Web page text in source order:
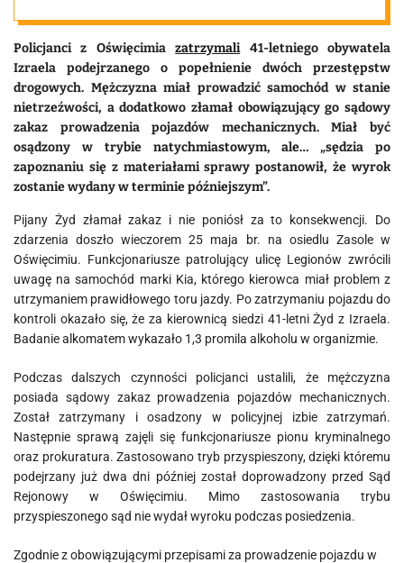
Policjanci z Oświęcimiazatrzymali41-letniego obywatela
Izraela podejrzanego o popełnienie dwóch przestępstw
drogowych. Mężczyzna miał prowadzić samochód w stanie
nietrzeźwości, a dodatkowo złamał obowiązujący go sądowy
zakaz prowadzenia pojazdów mechanicznych. Miał być
osądzony w trybie natychmiastowym, ale… „sędzia po
zapoznaniu się z materiałami sprawy postanowił, że wyrok
zostanie wydany w terminie późniejszym”.
Pijany Żyd złamał zakaz i nie poniósł za to konsekwencji. Do
zdarzenia doszło wieczorem 25 maja br. na osiedlu Zasole w
Oświęcimiu. Funkcjonariusze patrolujący ulicę Legionów zwrócili
uwagę na samochód marki Kia, którego kierowca miał problem z
utrzymaniem prawidłowego toru jazdy. Po zatrzymaniu pojazdu do
kontroli okazało się, że za kierownicą siedzi 41-letni Żyd z Izraela.
Badanie alkomatem wykazało 1,3 promila alkoholu w organizmie.
Podczas dalszych czynności policjanci ustalili, że mężczyzna
posiada sądowy zakaz prowadzenia pojazdów mechanicznych.
Został zatrzymany i osadzony w policyjnej izbie zatrzymań.
Następnie sprawą zajęli się funkcjonariusze pionu kryminalnego
oraz prokuratura. Zastosowano tryb przyspieszony, dzięki któremu
podejrzany już dwa dni później został doprowadzony przed Sąd
Rejonowy w Oświęcimiu. Mimo zastosowania trybu
przyspieszonego sąd nie wydał wyroku podczas posiedzenia.
Zgodnie z obowiązującymi przepisami za prowadzenie pojazdu w